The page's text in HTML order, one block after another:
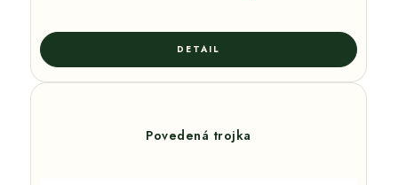
Povedená trojka